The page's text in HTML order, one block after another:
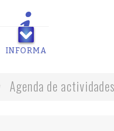
INFORMA
Agenda de actividades